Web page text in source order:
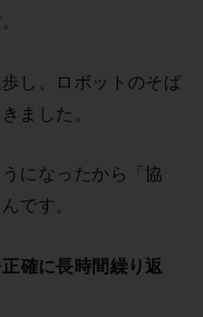
し、ロボットのそば
ました。
になったから「協
です。
確に長時間繰り返